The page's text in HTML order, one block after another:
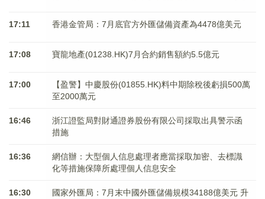
17:11 香港金管局：7月底官方外匯儲備資產為4478億美元
17:08 寶龍地產(01238.HK)7月合約銷售額約5.5億元
17:00
【盈警】中慶股份(01855.HK)料中期除稅後虧損500萬
至2000萬元
16:46
浙江證監局對財通證券股份有限公司採取出具警示函
措施
16:36
網信辦：大型個人信息處理者應當採取加密、去標識
化等措施保障所處理個人信息安全
16:30
國家外匯局：7月末中國外匯儲備規模34188億美元 升